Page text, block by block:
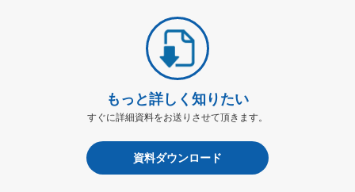
もっと詳しく知りたい
すぐに詳細資料をお送りさせて頂きます。
資料ダウンロード